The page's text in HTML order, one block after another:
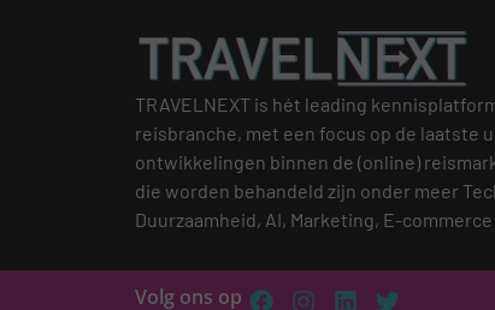
TRAVELNEXT is hét leading
reisbranche, met een focus op de laatste
ontwikkelingen binnen de (online)
die worden behandeld zijn onder meer
Duurzaamheid, AI, Marketing, E-commerce
Volg ons op